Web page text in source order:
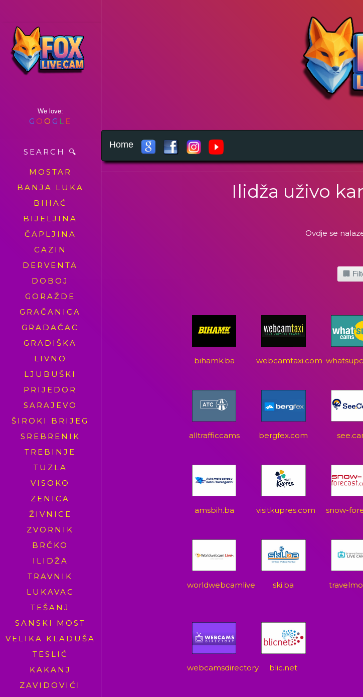
We love:
G O O G L E
SEARCH 🔍
MOSTAR
BANJA LUKA
BIHAĆ
BIJELJINA
ČAPLJINA
CAZIN
DERVENTA
DOBOJ
GORAŽDE
GRAČANICA
GRADAČAC
GRADIŠKA
LIVNO
LJUBUŠKI
PRIJEDOR
SARAJEVO
ŠIROKI BRIJEG
SREBRENIK
TREBINJE
TUZLA
VISOKO
ZENICA
ŽIVNICE
ZVORNIK
BRČKO
ILIDŽA
TRAVNIK
LUKAVAC
TEŠANJ
SANSKI MOST
VELIKA KLADUŠA
TESLIĆ
KAKANJ
ZAVIDOVIĆI
Home
Ilidža uživo
Ovdje se
bihamk.ba webcamtaxi.com
alltrafficcams bergfex.com
amsbih.ba visitkupres.com snow-
worldwebcamlive ski.ba
webcamsdirectory blic.net